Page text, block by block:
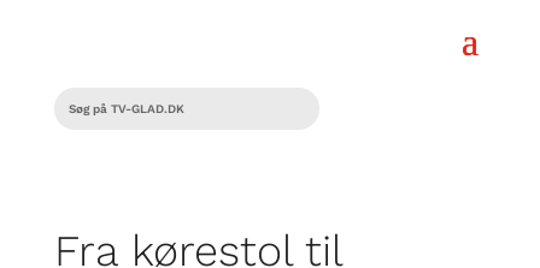
Fra kørestol til